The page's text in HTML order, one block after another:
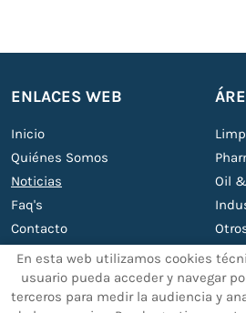
En esta web utilizamos cookies
usuario pueda acceder y navegar
terceros para medir la audiencia y
ENLACES WEB
Inicio
Quiénes Somos
Noticias
Faq's
Contacto
Oil